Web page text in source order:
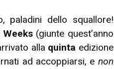
paladini dello squallore!
Weeks (giunte quest’anno
alla quinta edizione
ad accoppiarsi, e non